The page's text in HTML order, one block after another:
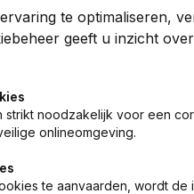
Beheer
1.378.535
te optimaliseren,
geeft u inzicht
strikt noodzakelijk voor een
onlineomgeving.
te aanvaarden, wordt